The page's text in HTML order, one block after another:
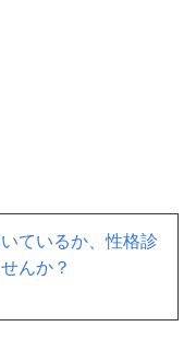
ているか、性格診
んか？